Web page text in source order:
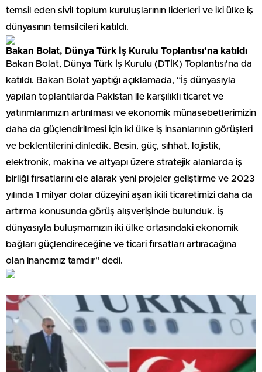
temsil eden sivil toplum kuruluşlarının liderleri ve iki ülke iş
dünyasının temsilcileri katıldı.
Bakan Bolat, Dünya Türk İş Kurulu Toplantısı’na katıldı
Bakan Bolat, Dünya Türk İş Kurulu (DTİK) Toplantısı’na da
katıldı. Bakan Bolat yaptığı açıklamada, “İş dünyasıyla
yapılan toplantılarda Pakistan ile karşılıklı ticaret ve
yatırımlarımızın artırılması ve ekonomik münasebetlerimizin
daha da güçlendirilmesi için iki ülke iş insanlarının görüşleri
ve beklentilerini dinledik. Besin, güç, sıhhat, lojistik,
elektronik, makina ve altyapı üzere stratejik alanlarda iş
birliği fırsatlarını ele alarak yeni projeler geliştirme ve 2023
yılında 1 milyar dolar düzeyini aşan ikili ticaretimizi daha da
artırma konusunda görüş alışverişinde bulunduk. İş
dünyasıyla buluşmamızın iki ülke ortasındaki ekonomik
bağları güçlendireceğine ve ticari fırsatları artıracağına
olan inancımız tamdır” dedi.